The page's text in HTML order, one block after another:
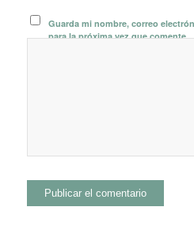
Guarda mi nombre, correo
para la próxima vez que comente.